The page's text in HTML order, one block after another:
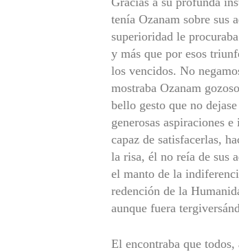
tenía Ozanam sobre sus
superioridad le
y más que por esos
los vencidos. No
mostraba Ozanam
bello gesto que no
generosas aspiraciones
capaz de satisfacerlas,
la risa, él no reía de sus
el manto de la
redención de la
aunque fuera
El encontraba que